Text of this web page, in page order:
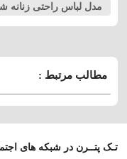
مدل لباس راحتی زنانه
مطالب مرتبط :
تـک پتــرن در شبکه های